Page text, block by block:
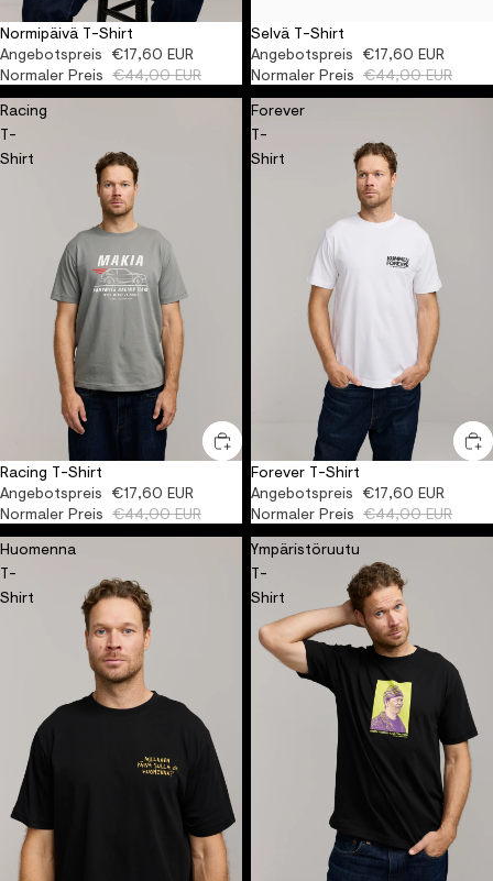
AUSVERKAUFTORGANIC
Normipäivä T-Shirt
Angebotspreis €17,60 EUR
Normaler Preis €44,00 EUR
AUSVERKAUFTORGANIC
Selvä T-Shirt
Angebotspreis €17,60 EUR
Normaler Preis €44,00 EUR
Racing
T-
Shirt
-60%ORGANIC
Racing T-Shirt
Angebotspreis €17,60 EUR
Normaler Preis €44,00 EUR
Forever
T-
Shirt
-60%ORGANIC
Forever T-Shirt
Angebotspreis €17,60 EUR
Normaler Preis €44,00 EUR
Huomenna
T-
Shirt
Ympäristöruutu
T-
Shirt